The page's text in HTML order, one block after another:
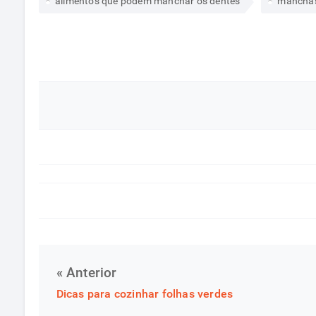
« Anterior
Dicas para cozinhar folhas verdes